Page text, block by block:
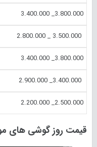
3.800.000_ 3.400.000
3.800.000_ 3.400.000
2.500.000_ 2.200.000
قیمت روز گوشی های موبایل